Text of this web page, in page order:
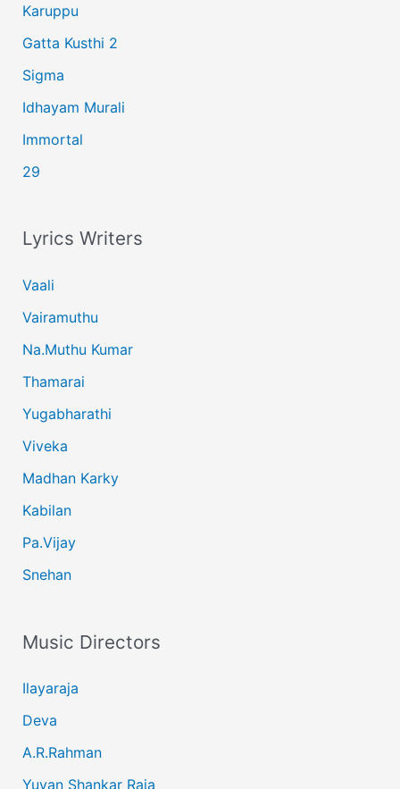
Karuppu
Gatta Kusthi 2
Sigma
Idhayam Murali
Immortal
29
Lyrics Writers
Vaali
Vairamuthu
Na.Muthu Kumar
Thamarai
Yugabharathi
Viveka
Madhan Karky
Kabilan
Pa.Vijay
Snehan
Music Directors
Ilayaraja
Deva
A.R.Rahman
Yuvan Shankar Raja